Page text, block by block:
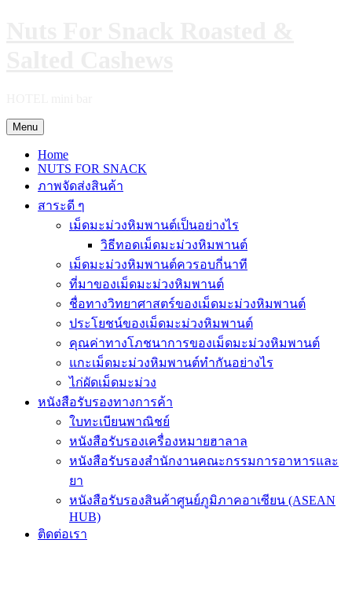
Menu
Home
NUTS FOR SNACK
ภาพจัดส่งสินค้า
สาระดี ๆ
เม็ดมะม่วงหิมพานต์เป็นอย่างไร
วิธีทอดเม็ดมะม่วงหิมพานต์
เม็ดมะม่วงหิมพานต์ควรอบกี่นาที
ที่มาของเม็ดมะม่วงหิมพานต์
ชื่อทางวิทยาศาสตร์ของเม็ดมะม่วงหิมพานต์
ประโยชน์ของเม็ดมะม่วงหิมพานต์
คุณค่าทางโภชนาการของเม็ดมะม่วงหิมพานต์
แกะเม็ดมะม่วงหิมพานต์ทำกันอย่างไร
ไก่ผัดเม็ดมะม่วง
หนังสือรับรองทางการค้า
ใบทะเบียนพาณิชย์
หนังสือรับรองเครื่องหมายฮาลาล
หนังสือรับรองสำนักงานคณะกรรมการอาหารและ
ยา
หนังสือรับรองสินค้าศูนย์ภูมิภาคอาเซียน (ASEAN
HUB)
ติดต่อเรา